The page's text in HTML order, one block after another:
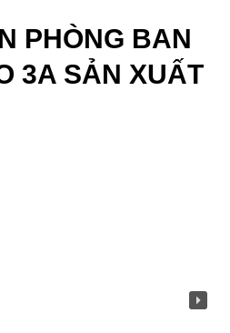
PHÒNG BAN
3A SẢN XUẤT